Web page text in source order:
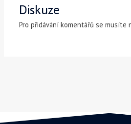
Diskuze
Pro přidávání komentářů se